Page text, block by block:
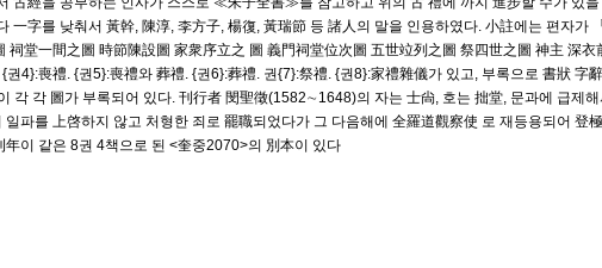
一字를 낮춰서 黃幹, 陳淳, 李方子, 楊復, 黃瑞節 등 諸人의 말을 인용하였다. 小註에는 편자가
祠堂一間之圖 時節陳設圖 家衆序立之 圖 義門祠堂位次圖 五世竝列之圖 祭四世之圖 神主 深
권4}:喪禮. {권5}:喪禮와 葬禮. {권6}:葬禮. 권{7}:祭禮. {권8}:家禮雜儀가 있고, 부록으로 書狀 字
각 각 圖가 부록되어 있다. 刊行者 閔聖徵(1582∼1648)의 자는 士尙, 호는 拙堂, 문과에 급제
일파를 上啓하지 않고 처형한 죄로 罷職되었다가 그 다음해에 全羅道觀察使 로 재등용되어
年이 같은 8권 4책으로 된 <奎중2070>의 別本이 있다